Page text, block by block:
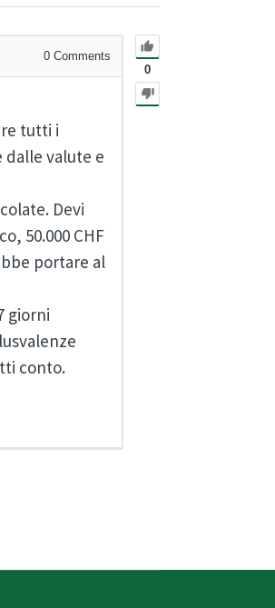
0
0 Comments
tutti i
valute e
Devi
50.000 CHF
portare al
giorni
conto.